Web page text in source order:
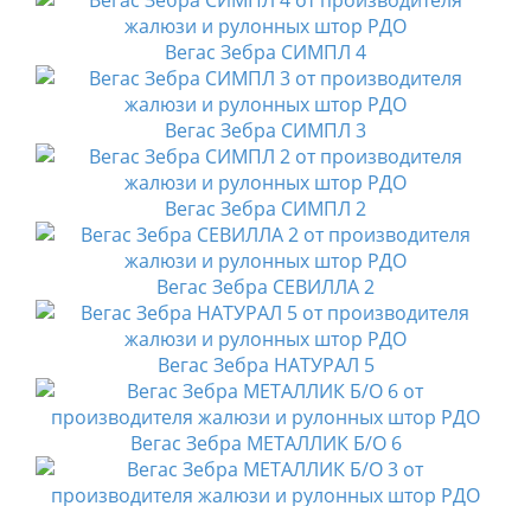
Вегас Зебра СИМПЛ 4
Вегас Зебра СИМПЛ 3
Вегас Зебра СИМПЛ 2
Вегас Зебра СЕВИЛЛА 2
Вегас Зебра НАТУРАЛ 5
Вегас Зебра МЕТАЛЛИК Б/О 6